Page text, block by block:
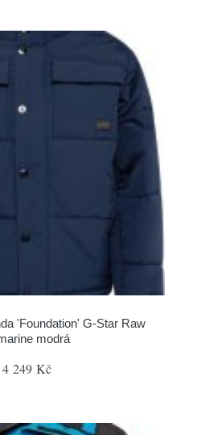
'Foundation' G-Star Raw
modrá
4 249 Kč